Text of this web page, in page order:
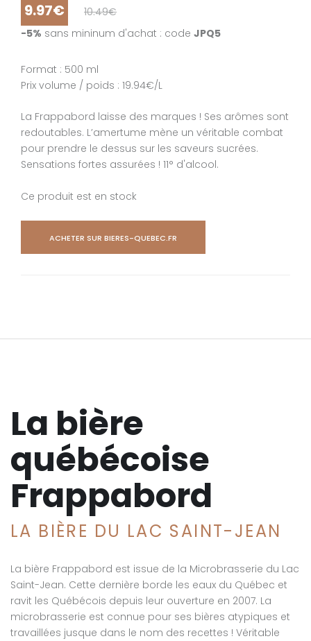
9.97€
10.49€
-5% sans mininum d'achat : code JPQ5
Format : 500 ml
Prix volume / poids : 19.94€/L
La Frappabord laisse des marques ! Ses arômes sont
redoutables. L’amertume mène un véritable combat
pour prendre le dessus sur les saveurs sucrées.
Sensations fortes assurées ! 11° d'alcool.
Ce produit est en stock
ACHETER SUR BIERES-QUEBEC.FR
La bière
québécoise
Frappabord
LA BIÈRE DU LAC SAINT-JEAN
La bière Frappabord est issue de la Microbrasserie du Lac
Saint-Jean. Cette dernière borde les eaux du Québec et
ravit les Québécois depuis leur ouverture en 2007. La
microbrasserie est connue pour ses bières atypiques et
travaillées jusque dans le nom des recettes ! Véritable